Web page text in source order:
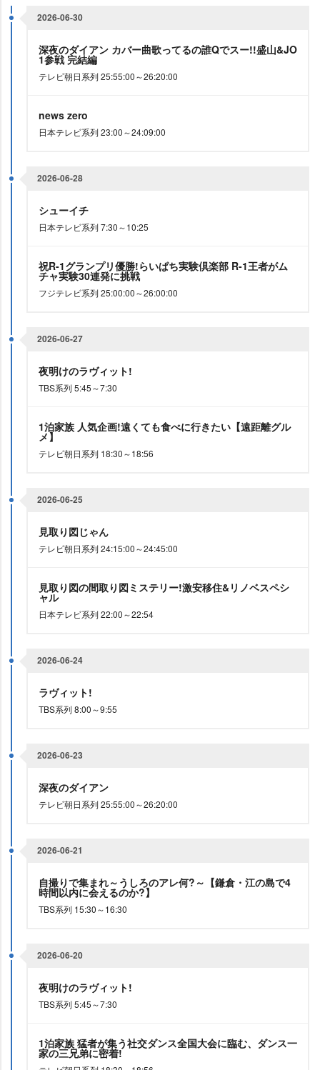
2026-06-30
深夜のダイアン カバー曲歌ってるの誰Qでスー!!盛山&JO
1参戦 完結編
テレビ朝日系列 25:55:00～26:20:00
news zero
日本テレビ系列 23:00～24:09:00
2026-06-28
シューイチ
日本テレビ系列 7:30～10:25
祝R-1グランプリ優勝!らいぱち実験倶楽部 R-1王者がム
チャ実験30連発に挑戦
フジテレビ系列 25:00:00～26:00:00
2026-06-27
夜明けのラヴィット!
TBS系列 5:45～7:30
1泊家族 人気企画!遠くても食べに行きたい【遠距離グル
メ】
テレビ朝日系列 18:30～18:56
2026-06-25
見取り図じゃん
テレビ朝日系列 24:15:00～24:45:00
見取り図の間取り図ミステリー!激安移住&リノベスペシ
ャル
日本テレビ系列 22:00～22:54
2026-06-24
ラヴィット!
TBS系列 8:00～9:55
2026-06-23
深夜のダイアン
テレビ朝日系列 25:55:00～26:20:00
2026-06-21
自撮りで集まれ～うしろのアレ何?～【鎌倉・江の島で4
時間以内に会えるのか?】
TBS系列 15:30～16:30
2026-06-20
夜明けのラヴィット!
TBS系列 5:45～7:30
1泊家族 猛者が集う社交ダンス全国大会に臨む、ダンス一
家の三兄弟に密着!